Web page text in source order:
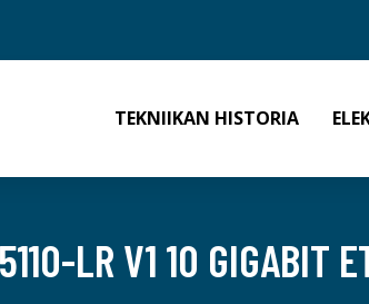
TEKNIIKAN HISTORIA
LR V1 10 GIGABIT